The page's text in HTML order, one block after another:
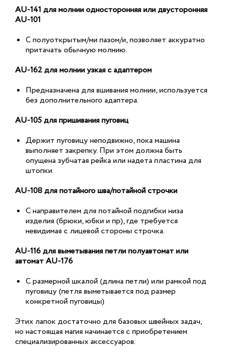
AU-141 для молнии односторонняя или двусторонняя
AU-101
С полуоткрытым/ми пазом/и, позволяет аккуратно
притачать обычную молнию.
AU-162 для молнии узкая с адаптером
Предназначена для вшивания молнии, используется
без дополнительного адаптера.
AU-105 для пришивания пуговиц
Держит пуговицу неподвижно, пока машина
выполняет закрепку. При этом должна быть
опущена зубчатая рейка или надета пластина для
штопки.
AU-108 для потайного шва/потайной строчки
С направителем для потайной подгибки низа
изделия (брюки, юбки и пр), где требуется
невидимая с лицевой стороны строчка.
AU-116 для выметывания петли полуавтомат или
автомат AU-176
С размерной шкалой (длина петли) или рамкой под
пуговицу (петля выметывается под размер
конкретной пуговицы)
Этих лапок достаточно для базовых швейных задач,
но настоящая магия начинается с приобретением
специализированных аксессуаров.